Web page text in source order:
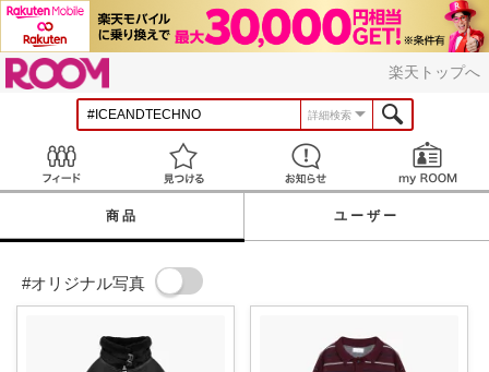
楽天トップへ
詳細検索
見つける お知らせ
商品 ユーザー
#オリジナル写真